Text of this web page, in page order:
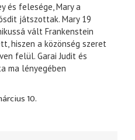
és felesége, Mary a
játszottak. Mary 19
vált Frankenstein
hiszen a közönség szeret
felül. Garai Judit és
ma lényegében
10.